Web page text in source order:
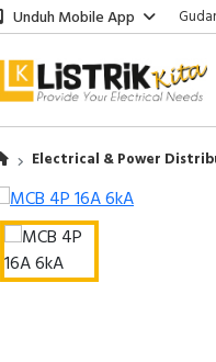
Unduh Mobile App
Electrical & Power